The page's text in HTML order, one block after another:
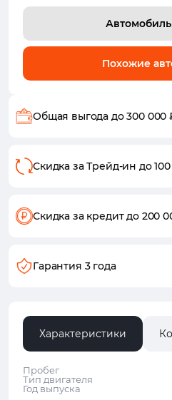
Похожие
Общая выгода до 300 000
Скидка за Трейд-ин до
Скидка за кредитдо 200
Гарантия 3 года
Характеристики
Пробег
Тип двигателя
Год выпуска